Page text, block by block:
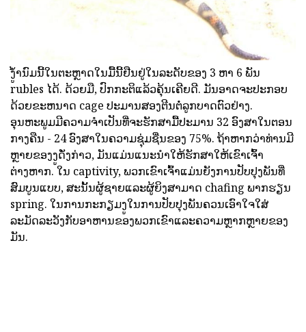
ງູ້ໍານົມນີ້ໃນຕະຫຼາດໃນມື້ນີ້ຢືນຢູ່ໃນລະດັບຂອງ 3 ຫາ 6 ພັນ
rubles ໄດ້. ດ້ວຍມື, ປົກກະຕິແລ້ວຄຸ້ນເຄີຍດີ. ມັນອາດຈະປະກອບ
ດ້ວຍຂະຫນາດ cage ປະມານສອງຕີນຕໍ່ລູກບາດຕົວຢ່າງ.
ອຸນຫະພູມມີຄວາມຈໍາເປັນທີ່ຈະຮັກສາມື້ປະມານ 32 ອົງສາໃນຕອນ
ກາງຄືນ - 24 ອົງສາໃນຄວາມຊຸ່ມຊື່ນຂອງ 75%. ຖ້າຫາກວ່າທ່ານມີ
ຫຼາຍຂອງງູດັ່ງກ່າວ, ມັນແມ່ນແນະນໍາໃຫ້ຮັກສາໃຫ້ເຂົາເຈົ້າ
ຕ່າງຫາກ. ໃນ captivity, ພວກເຂົາເຈົ້າແມ່ນຍັງການປັບປຸງພັນທີ່
ສົມບູນແບບ, ສະນັ້ນຜູ້ຊາຍແລະຜູ້ຍິງສາມາດ chafing ພາກຮຽນ
spring. ໃນການກະກຽມງູໃນການປັບປຸງພັນຄວນເອົາໃຈໃສ່
ລະມັດລະວັງກັບອາຫານຂອງພວກເຂົາແລະຄວາມຫຼາກຫຼາຍຂອງ
ມັນ.